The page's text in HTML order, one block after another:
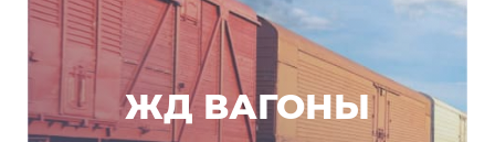
ЖД ВАГОНЫ